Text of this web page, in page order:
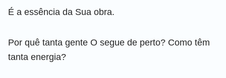
É a essência da Sua obra.
Por quê tanta gente O segue de perto? Como têm
tanta energia?